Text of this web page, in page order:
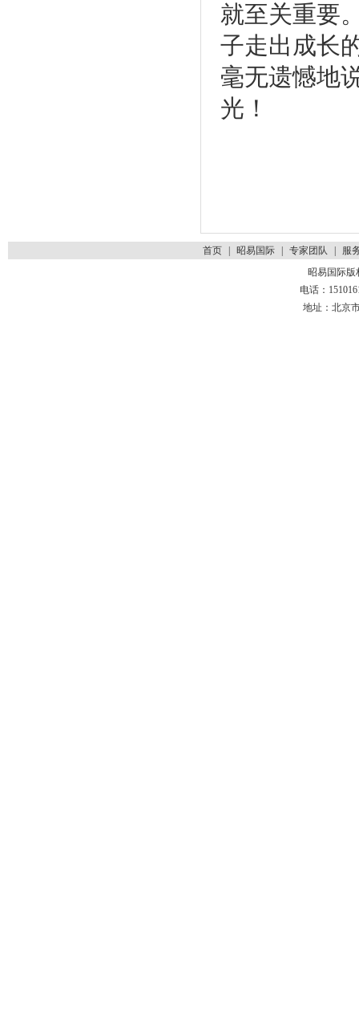
就至关重要
子走出成长
毫无遗憾地
光！
首页 昭易国际 专家团队
服
昭易国际
电话：
地址：北京